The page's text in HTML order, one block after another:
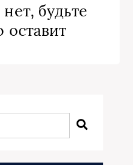
будьте
оставит